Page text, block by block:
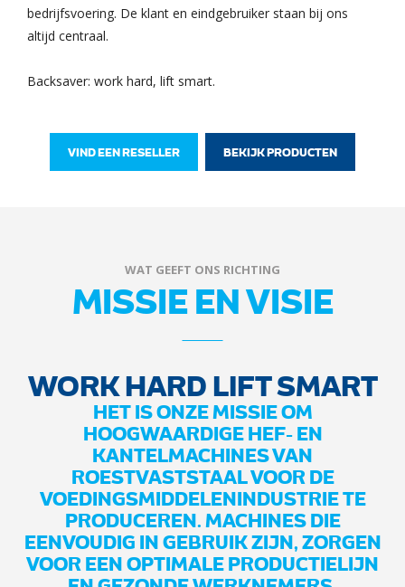
bedrijfsvoering. De klant en eindgebruiker staan bij ons
altijd centraal.
Backsaver: work hard, lift smart.
VIND EEN RESELLER BEKIJK PRODUCTEN
WAT GEEFT ONS RICHTING
MISSIE EN VISIE
WORK HARD LIFT SMART
HET IS ONZE MISSIE OM
HOOGWAARDIGE HEF- EN
KANTELMACHINES VAN
ROESTVASTSTAAL VOOR DE
VOEDINGSMIDDELENINDUSTRIE TE
PRODUCEREN. MACHINES DIE
EENVOUDIG IN GEBRUIK ZIJN, ZORGEN
VOOR EEN OPTIMALE PRODUCTIELIJN